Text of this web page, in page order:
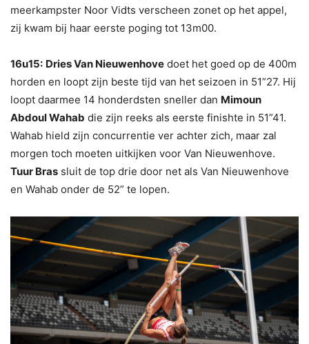
meerkampster Noor Vidts verscheen zonet op het appel,
zij kwam bij haar eerste poging tot 13m00.
16u15: Dries Van Nieuwenhove doet het goed op de 400m
horden en loopt zijn beste tijd van het seizoen in 51”27. Hij
loopt daarmee 14 honderdsten sneller dan Mimoun
Abdoul Wahab die zijn reeks als eerste finishte in 51”41.
Wahab hield zijn concurrentie ver achter zich, maar zal
morgen toch moeten uitkijken voor Van Nieuwenhove.
Tuur Bras sluit de top drie door net als Van Nieuwenhove
en Wahab onder de 52” te lopen.